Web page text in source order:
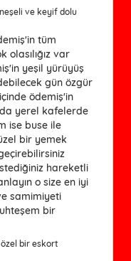
ve keyif dolu
tüm
olasılığız var
yeşil yürüyüş
gün özgür
ödemiş'in
yerel kafelerde
ise buse ile
bir yemek
hareketli
o size en iyi
samimiyeti
bir
bir eskort